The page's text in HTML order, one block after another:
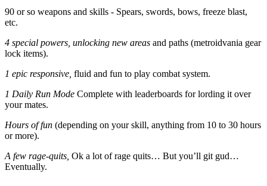
90 or so weapons and skills - Spears, swords, bows, freeze blast,
etc.
4 special powers, unlocking new areas and paths (metroidvania gear
lock items).
1 epic responsive, fluid and fun to play combat system.
1 Daily Run Mode Complete with leaderboards for lording it over
your mates.
Hours of fun (depending on your skill, anything from 10 to 30 hours
or more).
A few rage-quits, Ok a lot of rage quits… But you’ll git gud…
Eventually.